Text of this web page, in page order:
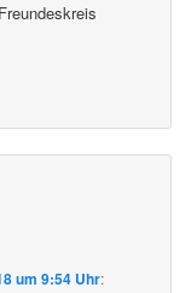
um 9:54 Uhr: